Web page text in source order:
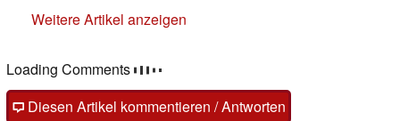
Weitere Artikel anzeigen
Loading Comments
Diesen Artikel kommentieren / Antworten